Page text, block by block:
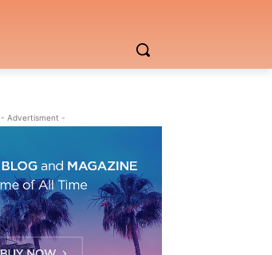
- Advertisment -